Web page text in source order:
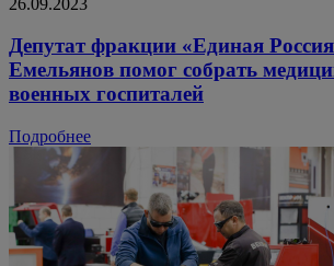
Депутат фракции «Единая
Емельянов помог собрать
военных госпиталей
Подробнее